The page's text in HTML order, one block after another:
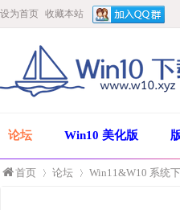
设为首页 收藏本站
论坛 Win10 美化版
首页 论坛 Win11&W10 系统